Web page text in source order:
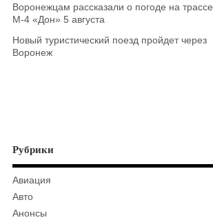
Воронежцам рассказали о погоде на трассе
М-4 «Дон» 5 августа
Новый туристический поезд пройдет через
Воронеж
Рубрики
Авиация
Авто
Анонсы